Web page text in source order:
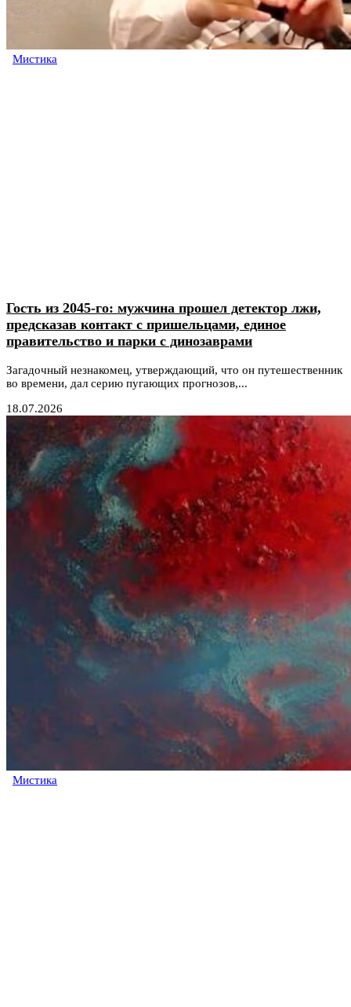
Мистика
Гость из 2045-го: мужчина прошел детектор лжи,
предсказав контакт с пришельцами, единое
правительство и парки с динозаврами
Загадочный незнакомец, утверждающий, что он путешественник
во времени, дал серию пугающих прогнозов,...
18.07.2026
Мистика